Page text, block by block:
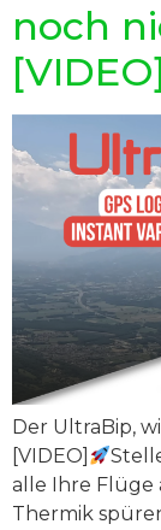
noch
Der UltraBip,
[VIDEO]
alle Ihre Flüge
Thermik